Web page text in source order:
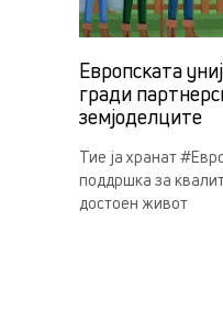
Европската
гради
земјоделцитe
Тие ја хранат
поддршка за
достоен живот